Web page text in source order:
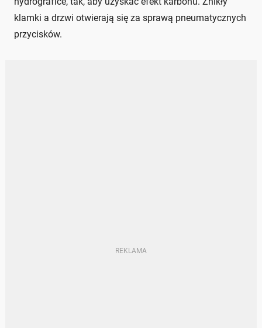
klamki a drzwi otwierają się za sprawą pneumatycznych
przycisków.